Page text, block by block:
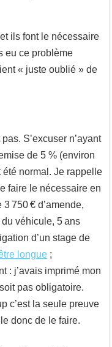
ils font le nécessaire
eu ce problème
« juste oublié » de
S’excuser n’ayant
de 5 % (environ
normal. Je rappelle
faire le nécessaire en
750 € d’amende,
véhicule, 5 ans
d’un stage de
longue ;
: j’avais imprimé mon
pas obligatoire.
c’est la seule preuve
donc de le faire.